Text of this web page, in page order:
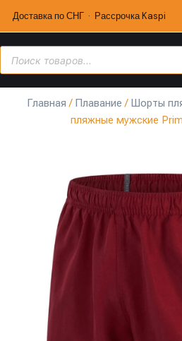
Доставка по СНГ · Рассрочка Kaspi
Главная / Плавание / Шорты
пляжные мужские